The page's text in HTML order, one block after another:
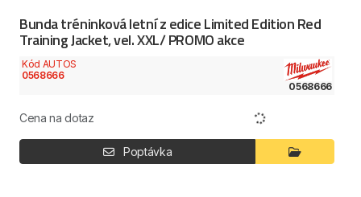
Bunda tréninková letní z edice Limited Edition Red
Training Jacket, vel. XXL/ PROMO akce
Kód AUTOS
0568666
0568666
Cena na dotaz
Poptávka